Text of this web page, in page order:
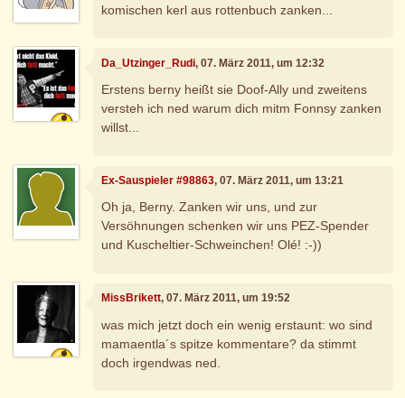
komischen kerl aus rottenbuch zanken...
Da_Utzinger_Rudi, 07. März 2011, um 12:32
Erstens berny heißt sie Doof-Ally und zweitens
versteh ich ned warum dich mitm Fonnsy zanken
willst...
Ex-Sauspieler #98863, 07. März 2011, um 13:21
Oh ja, Berny. Zanken wir uns, und zur
Versöhnungen schenken wir uns PEZ-Spender
und Kuscheltier-Schweinchen! Olé! :-))
MissBrikett, 07. März 2011, um 19:52
was mich jetzt doch ein wenig erstaunt: wo sind
mamaentla´s spitze kommentare? da stimmt
doch irgendwas ned.